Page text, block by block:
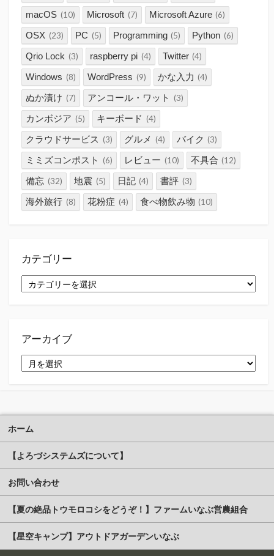
macOS (10) Microsoft (7) Microsoft Azure (6)
OSX (23) PC (5) Programming (5) Python (6)
Qrio Lock (3) raspberry pi (4) Twitter (4)
Windows (8) WordPress (9) かな入力 (4)
ぬか漬け (7) アンコール・ワット (3)
カンボジア (5) キーボード (4)
クラウドサービス (3) グルメ (4) バイク (3)
ミミズコンポスト (6) レビュー (10) 不具合 (12)
備忘 (32) 地震 (5) 日記 (4) 書評 (3)
海外旅行 (8) 花粉症 (4) 食べ物飲み物 (10)
カテゴリー
テ
アーカイブ
ー
ホーム
【よろづシステムズについて】
お問い合わせ
【夏の絶品トウモロコシをどうぞ！】ファームいなぶ営農組合
【星空キャンプ】アウトドアガーデンいなぶ